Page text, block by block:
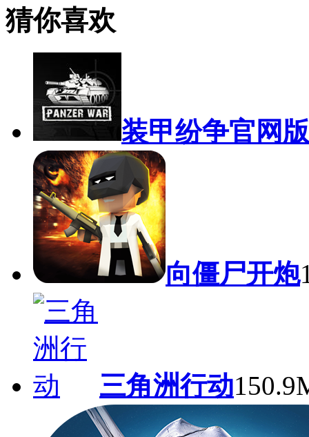
猜你喜欢
装甲纷争官网版
向僵尸开炮
三角洲行动